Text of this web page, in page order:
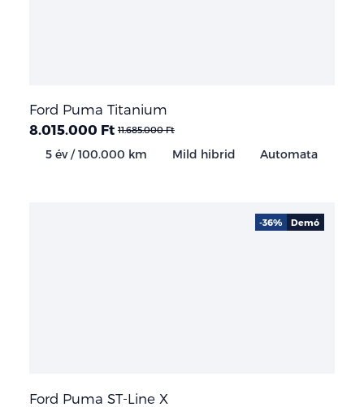
Ford Puma Titanium
8.015.000 Ft 11.685.000 Ft
5 év / 100.000 km Mild hibrid Automata
Ford Puma ST-Line X
-36% Demó